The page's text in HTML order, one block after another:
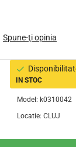
Spune-ţi opinia
IN STOC
Model: k0310042
Locatie: CLUJ